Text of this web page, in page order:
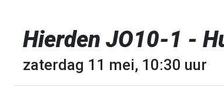
Hierden JO10-1 -
zaterdag 11 mei, 10:30 uur